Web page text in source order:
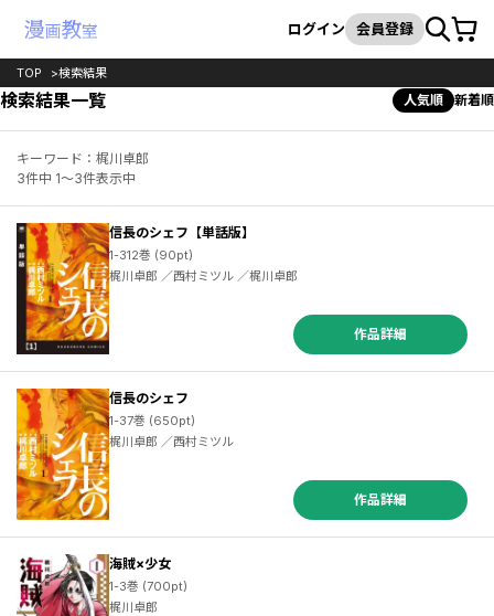
検索
ログイン 会員登録カート
TOP 検索結果
検索結果一覧 人気順 新着順
キーワード：梶川卓郎
3件中 1～3件表示中
信長のシェフ【単話版】
1-312巻 (90pt)
梶川卓郎 ／西村ミツル ／梶川卓郎
作品詳細
信長のシェフ
1-37巻 (650pt)
梶川卓郎 ／西村ミツル
作品詳細
海賊×少女
1-3巻 (700pt)
梶川卓郎